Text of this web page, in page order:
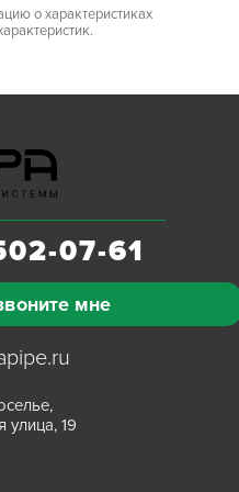
о характеристиках
07-61
мне
улица, 19